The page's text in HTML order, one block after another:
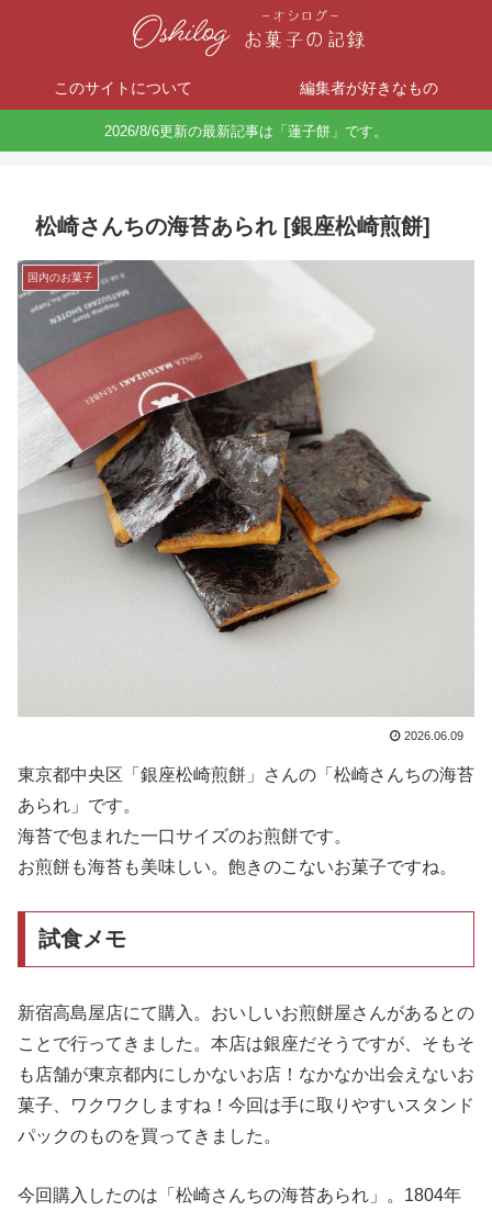
このサイトについて 編集者が好きなもの
2026/8/6更新の最新記事は「蓮子餅」です。
松崎さんちの海苔あられ [銀座松崎煎餅]
国内のお菓子
2026.06.09
東京都中央区「銀座松崎煎餅」さんの「松崎さんちの海苔
あられ」です。
海苔で包まれた一口サイズのお煎餅です。
お煎餅も海苔も美味しい。飽きのこないお菓子ですね。
試食メモ
新宿高島屋店にて購入。おいしいお煎餅屋さんがあるとの
ことで行ってきました。本店は銀座だそうですが、そもそ
も店舗が東京都内にしかないお店！なかなか出会えないお
菓子、ワクワクしますね！今回は手に取りやすいスタンド
パックのものを買ってきました。
今回購入したのは「松崎さんちの海苔あられ」。1804年